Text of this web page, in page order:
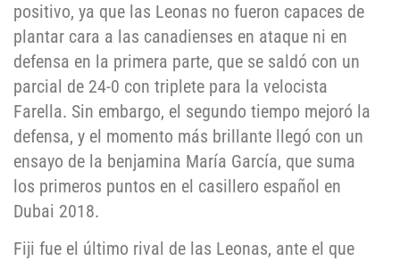
positivo, ya que las Leonas no fueron capaces de
plantar cara a las canadienses en ataque ni en
defensa en la primera parte, que se saldó con un
parcial de 24-0 con triplete para la velocista
Farella. Sin embargo, el segundo tiempo mejoró la
defensa, y el momento más brillante llegó con un
ensayo de la benjamina María García, que suma
los primeros puntos en el casillero español en
Dubai 2018.
Fiji fue el último rival de las Leonas, ante el que